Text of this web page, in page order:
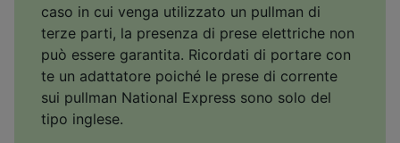
caso in cui venga utilizzato un pullman di
terze parti, la presenza di prese elettriche non
può essere garantita. Ricordati di portare con
te un adattatore poiché le prese di corrente
sui pullman National Express sono solo del
tipo inglese.